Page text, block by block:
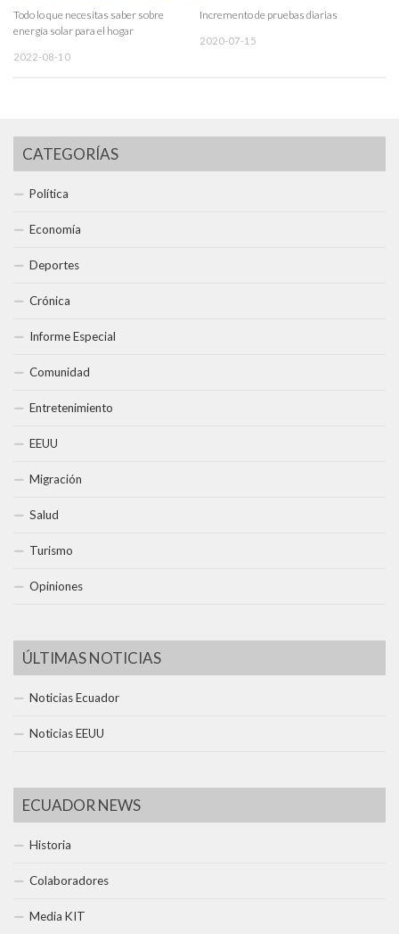
Todo lo que necesitas saber sobre
energía solar para el hogar
2022-08-10
Incremento de pruebas diarias
2020-07-15
CATEGORÍAS
Política
Economía
Deportes
Crónica
Informe Especial
Comunidad
Entretenimiento
EEUU
Migración
Salud
Turismo
Opiniones
ÚLTIMAS NOTICIAS
Noticias Ecuador
Noticias EEUU
ECUADOR NEWS
Historia
Colaboradores
Media KIT